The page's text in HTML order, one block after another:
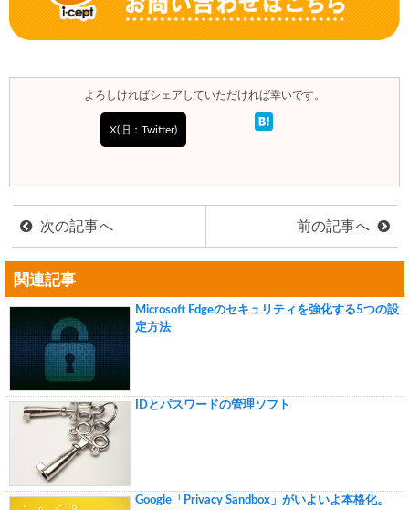
よろしければシェアしていただければ幸いです。
X(旧：Twitter)
次の記事へ 前の記事へ
関連記事
Microsoft Edgeのセキュリティを強化する5つの設
定方法
IDとパスワードの管理ソフト
Google「Privacy Sandbox」がいよいよ本格化。